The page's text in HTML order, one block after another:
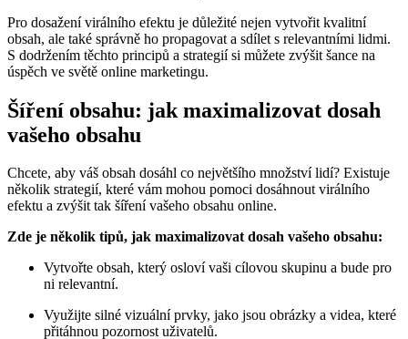
Pro dosažení virálního efektu je důležité nejen vytvořit kvalitní
obsah, ale také správně ho propagovat a sdílet s relevantními lidmi.
S dodržením těchto principů a strategií si můžete zvýšit šance na
úspěch ve světě online marketingu.
Šíření obsahu: jak maximalizovat dosah
vašeho obsahu
Chcete, aby váš obsah dosáhl co největšího množství lidí? Existuje
několik strategií, které vám mohou pomoci dosáhnout virálního
efektu a zvýšit tak šíření vašeho obsahu online.
Zde je několik tipů, jak maximalizovat dosah vašeho obsahu:
Vytvořte obsah, který osloví vaši cílovou skupinu a bude pro
ni relevantní.
Využijte silné vizuální prvky, jako jsou obrázky a videa, které
přitáhnou pozornost uživatelů.